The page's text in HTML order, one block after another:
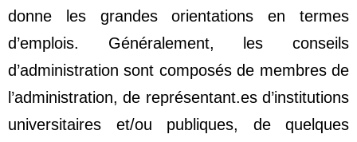
donne les grandes orientations en termes
d’emplois. Généralement, les conseils
d’administration sont composés de membres de
l’administration, de représentant.es d’institutions
universitaires et/ou publiques, de quelques